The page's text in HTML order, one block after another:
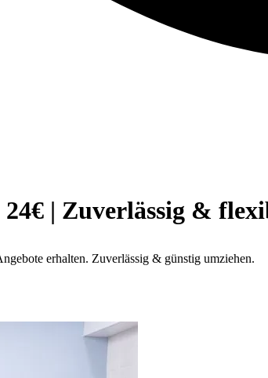
| Zuverlässig &
erhalten. Zuverlässig & günstig umziehen.